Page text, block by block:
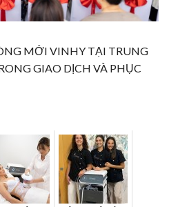
MỚI VINHY TẠI TRUNG
GIAO DỊCH VÀ PHỤC